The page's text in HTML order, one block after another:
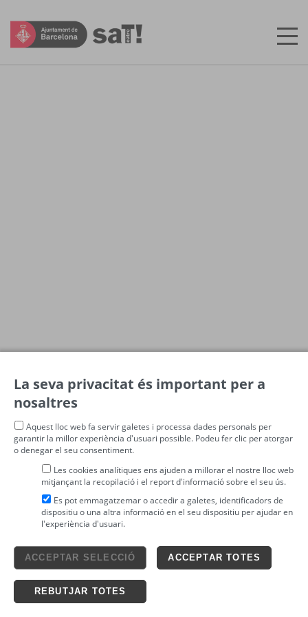
powered by4tickets S.L.
Ticketing solutions
Avís legal
Condicions generals
La seva privacitat és important per a
nosaltres
Aquest lloc web fa servir galetes i processa dades personals per
garantir la millor experiència d'usuari possible. Podeu fer clic per atorgar
o denegar el seu consentiment.
Les cookies analítiques ens ajuden a millorar el nostre lloc web
mitjançant la recopilació i el report d'informació sobre el seu ús.
Es pot emmagatzemar o accedir a galetes, identificadors de
dispositiu o una altra informació en el seu dispositiu per ajudar en
l'experiència d'usuari.
ACCEPTAR TOTES
ACCEPTAR SELECCIÓ
REBUTJAR TOTES